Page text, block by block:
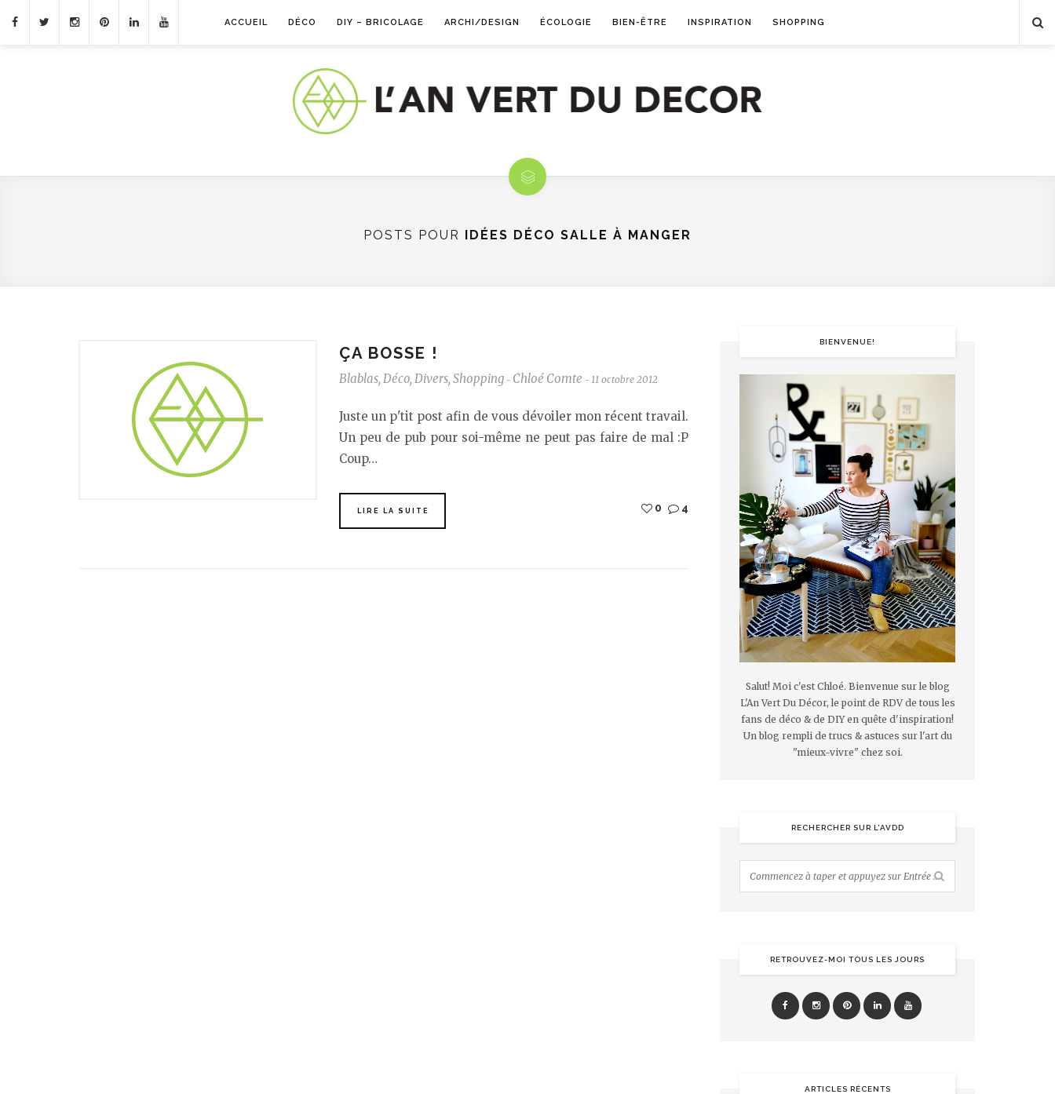
ACCUEIL DÉCO DIY – BRICOLAGE ARCHI/DESIGN ÉCOLOGIE BIEN-ÊTRE INSPIRATION SHOPPING
POSTS POUR IDÉES DÉCO SALLE À MANGER
ÇA BOSSE !
Blablas, Déco, Divers, Shopping - Chloé Comte - 11 octobre 2012
Juste un p'tit post afin de vous dévoiler mon récent travail.
Un peu de pub pour soi-même ne peut pas faire de mal :P
Coup…
LIRE LA SUITE 0 4
BIENVENUE!
Salut! Moi c'est Chloé. Bienvenue sur le blog
L'An Vert Du Décor, le point de RDV de tous les
fans de déco & de DIY en quête d'inspiration!
Un blog rempli de trucs & astuces sur l'art du
"mieux-vivre" chez soi.
RECHERCHER SUR L’AVDD
RETROUVEZ-MOI TOUS LES JOURS
ARTICLES RÉCENTS